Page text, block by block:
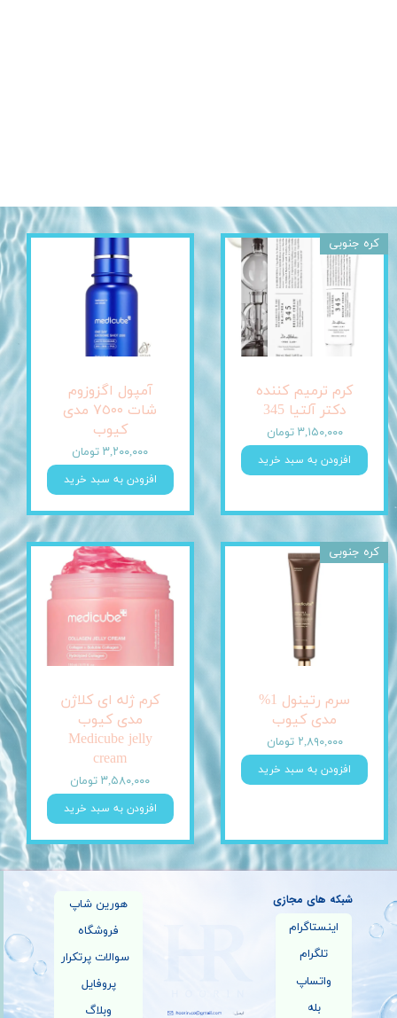
کرم ترمیم کننده
دکتر آلتیا 345
۳,۱۵۰,۰۰۰ تومان
افزودن به سبد خرید
کره جنوبی
آمپول اگزوزوم
شات ٧٥٠٠ مدی
کیوب
۳,۲۰۰,۰۰۰ تومان
افزودن به سبد خرید
سرم رتینول 1%
مدی کیوب
۲,۸۹۰,۰۰۰ تومان
افزودن به سبد خرید
کره جنوبی
کرم ژله ای کلاژن
مدی کیوب
Medicube jelly
cream
۳,۵۸۰,۰۰۰ تومان
افزودن به سبد خرید
هورین شاپ
فروشگاه
سوالات پرتکرار
پروفایل
وبلاگ
اینستاگرام
تلگرام
واتساپ
بله
شبکه های مجازی